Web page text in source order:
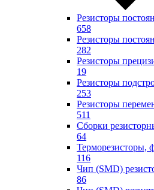
Резисторы
658
Резисторы
282
Резисторы
19
Резисторы
253
Резисторы
511
Сборки
64
Терморезисторы,
116
Чип (SMD)
86